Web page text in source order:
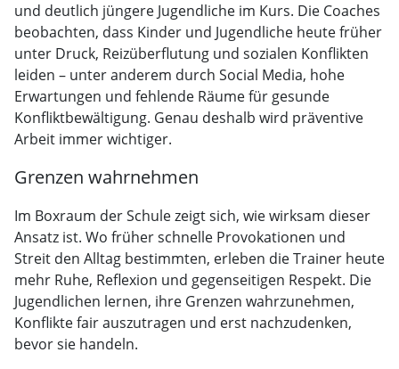
und deutlich jüngere Jugendliche im Kurs. Die Coaches
beobachten, dass Kinder und Jugendliche heute früher
unter Druck, Reizüberflutung und sozialen Konflikten
leiden – unter anderem durch Social Media, hohe
Erwartungen und fehlende Räume für gesunde
Konfliktbewältigung. Genau deshalb wird präventive
Arbeit immer wichtiger.
Grenzen wahrnehmen
Im Boxraum der Schule zeigt sich, wie wirksam dieser
Ansatz ist. Wo früher schnelle Provokationen und
Streit den Alltag bestimmten, erleben die Trainer heute
mehr Ruhe, Reflexion und gegenseitigen Respekt. Die
Jugendlichen lernen, ihre Grenzen wahrzunehmen,
Konflikte fair auszutragen und erst nachzudenken,
bevor sie handeln.